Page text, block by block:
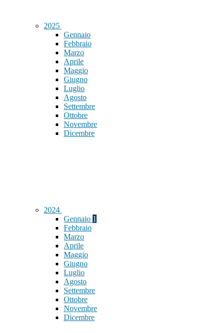
2025
Gennaio
Febbraio
Marzo
Aprile
Maggio
Giugno
Luglio
Agosto
Settembre
Ottobre
Novembre
Dicembre
2024
Gennaio 1
Febbraio
Marzo
Aprile
Maggio
Giugno
Luglio
Agosto
Settembre
Ottobre
Novembre
Dicembre